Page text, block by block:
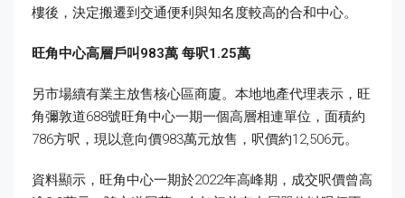
樓後，決定搬遷到交通便利與知名度較高的合和中心。
旺角中心高層戶叫983萬 每呎1.25萬
另市場續有業主放售核心區商廈。本地地產代理表示，旺
角彌敦道688號旺角中心一期一個高層相連單位，面積約
786方呎，現以意向價983萬元放售，呎價約12,506元。
資料顯示，旺角中心一期於2022年高峰期，成交呎價曾高